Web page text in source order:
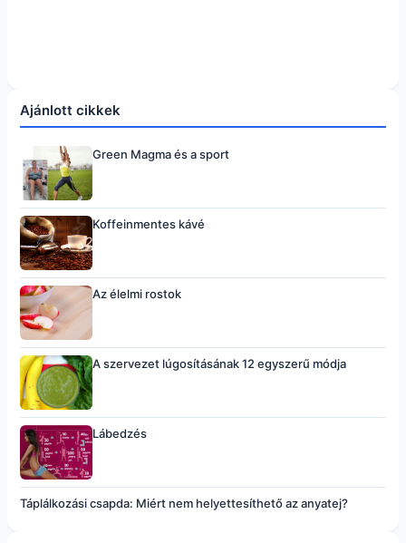
Ajánlott cikkek
Green Magma és a sport
Koffeinmentes kávé
Az élelmi rostok
A szervezet lúgosításának 12 egyszerű módja
Lábedzés
Táplálkozási csapda: Miért nem helyettesíthető az anyatej?